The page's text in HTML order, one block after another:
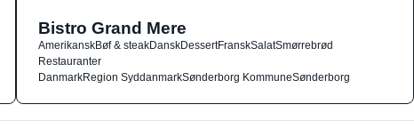
Bistro Grand Mere
AmerikanskBøf & steakDanskDessertFranskSalatSmørrebrød
Restauranter
DanmarkRegion SyddanmarkSønderborg KommuneSønderborg